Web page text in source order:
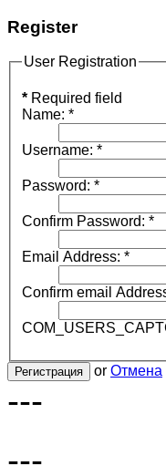
Register
User Registration
* Required field
Name: *
Username: *
Password: *
Confirm Password: *
Email Address: *
Confirm email
Регистрация or Отмена
---
---